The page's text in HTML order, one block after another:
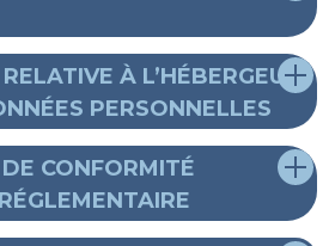
À L’HÉBERGEUR
PERSONNELLES
CONFORMITÉ